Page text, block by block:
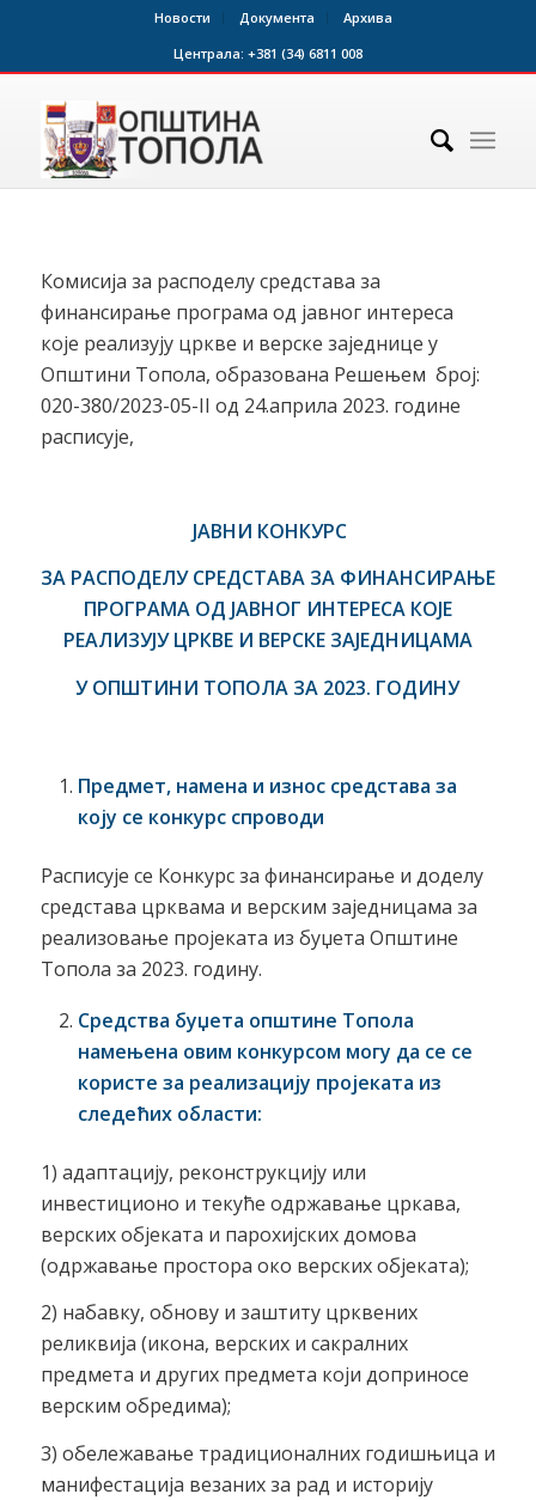
Новости Документа
Архива
Централа: +381 (34) 6811 008
Комисија за расподелу средстава за
финансирање програма од јавног интереса
које реализују цркве и верске заједнице у
Општини Топола, образована Решењем број:
020-380/2023-05-II од 24.априла 2023. године
расписује,
ЈАВНИ КОНКУРС
ЗА РАСПОДЕЛУСРЕДСТАВА ЗА ФИНАНСИРАЊЕ
ПРОГРАМА ОД ЈАВНОГ ИНТЕРЕСА КОЈЕ
РЕАЛИЗУЈУ ЦРКВЕ И ВЕРСКЕ ЗАЈЕДНИЦАМА
У ОПШТИНИ ТОПОЛА ЗА 2023. ГОДИНУ
Предмет, намена и износ средстава за
коју се конкурс спроводи
Расписује се Конкурс за финансирање и доделу
средстава црквама и верским заједницама за
реализовање пројеката из буџета Општине
Топола за 2023. годину.
Средства буџета општине Топола
намењена овим конкурсом могу да се се
користе за реализацију пројеката из
следећих области:
1) адаптацију, реконструкцију или
инвестиционо и текуће одржавање цркава,
верских објеката и парохијских домова
(одржавање простора око верских објеката);
2) набавку, обнову и заштиту црквених
реликвија (икона, верских и сакралних
предмета и других предмета који доприносе
верским обредима);
3) обележавање традиционалних годишњица и
манифестација везаних за рад и историју